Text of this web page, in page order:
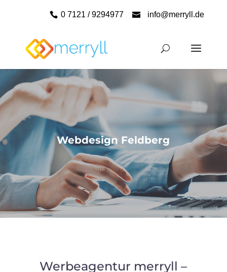
0 7121 / 9294977 info@merryll.de
Webdesign Feldberg
Werbeagentur merryll –